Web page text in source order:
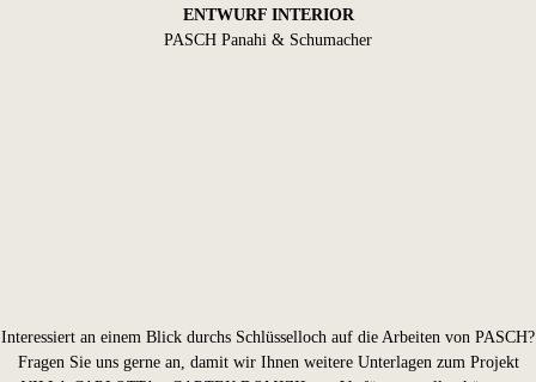
ENTWURF INTERIOR
PASCH Panahi & Schumacher
Interessiert an einem Blick durchs Schlüsselloch auf die Arbeiten von PASCH?
Fragen Sie uns gerne an, damit wir Ihnen weitere Unterlagen zum Projekt